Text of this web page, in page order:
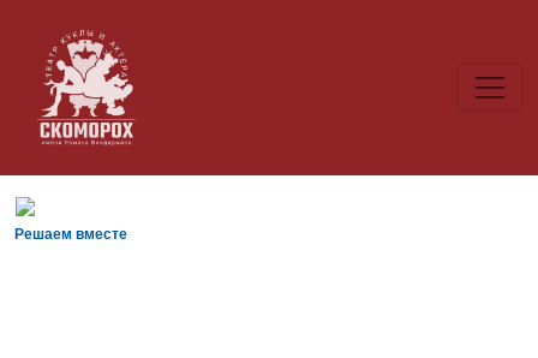
Решаем вместе